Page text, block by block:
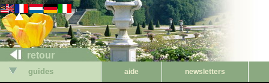
retour
guides aide
newsletters